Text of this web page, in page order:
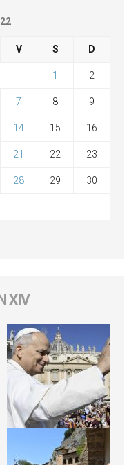
V S D
1 2
7 8 9
14 15 16
21 22 23
28 29 30
XIV